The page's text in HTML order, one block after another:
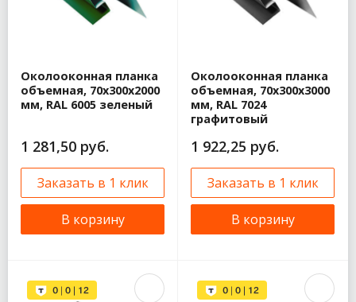
Околооконная планка
объемная, 70x300x2000
мм, RAL 6005 зеленый
1 281,50 руб.
Заказать в 1 клик
В корзину
Околооконная планка
объемная, 70x300x3000
мм, RAL 7024
графитовый
1 922,25 руб.
Заказать в 1 клик
В корзину